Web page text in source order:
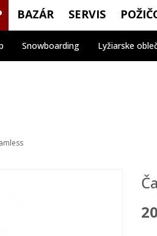
BAZÁR SERVIS
Snowboarding Lyžiarske